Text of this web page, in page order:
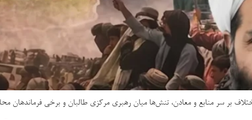
بر سر منابع و معادن، تنش‌ها میان رهبری مرکزی طالبان و برخی فرماندهان